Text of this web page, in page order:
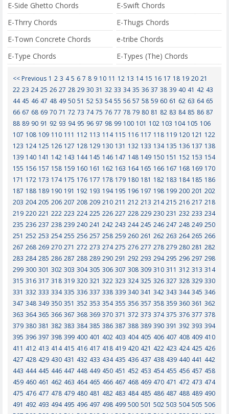
E-Side Ghetto Chords
E-Swift Chords
E-Thrry Chords
E-Thugs Chords
E-Town Concrete Chords
e-tribe Chords
E-Type Chords
E-Types (The) Chords
<< Previous 1 2 3 4 5 6 7 8 9 10 11 12 13 14 15 16 17 18 19 20 21
22 23 24 25 26 27 28 29 30 31 32 33 34 35 36 37 38 39 40 41 42 43
44 45 46 47 48 49 50 51 52 53 54 55 56 57 58 59 60 61 62 63 64 65
66 67 68 69 70 71 72 73 74 75 76 77 78 79 80 81 82 83 84 85 86 87
88 89 90 91 92 93 94 95 96 97 98 99 100 101 102 103 104 105 106
107 108 109 110 111 112 113 114 115 116 117 118 119 120 121 122
123 124 125 126 127 128 129 130 131 132 133 134 135 136 137 138
139 140 141 142 143 144 145 146 147 148 149 150 151 152 153 154
155 156 157 158 159 160 161 162 163 164 165 166 167 168 169 170
171 172 173 174 175 176 177 178 179 180 181 182 183 184 185 186
187 188 189 190 191 192 193 194 195 196 197 198 199 200 201 202
203 204 205 206 207 208 209 210 211 212 213 214 215 216 217 218
219 220 221 222 223 224 225 226 227 228 229 230 231 232 233 234
235 236 237 238 239 240 241 242 243 244 245 246 247 248 249 250
251 252 253 254 255 256 257 258 259 260 261 262 263 264 265 266
267 268 269 270 271 272 273 274 275 276 277 278 279 280 281 282
283 284 285 286 287 288 289 290 291 292 293 294 295 296 297 298
299 300 301 302 303 304 305 306 307 308 309 310 311 312 313 314
315 316 317 318 319 320 321 322 323 324 325 326 327 328 329 330
331 332 333 334 335 336 337 338 339 340 341 342 343 344 345 346
347 348 349 350 351 352 353 354 355 356 357 358 359 360 361 362
363 364 365 366 367 368 369 370 371 372 373 374 375 376 377 378
379 380 381 382 383 384 385 386 387 388 389 390 391 392 393 394
395 396 397 398 399 400 401 402 403 404 405 406 407 408 409 410
411 412 413 414 415 416 417 418 419 420 421 422 423 424 425 426
427 428 429 430 431 432 433 434 435 436 437 438 439 440 441 442
443 444 445 446 447 448 449 450 451 452 453 454 455 456 457 458
459 460 461 462 463 464 465 466 467 468 469 470 471 472 473 474
475 476 477 478 479 480 481 482 483 484 485 486 487 488 489 490
491 492 493 494 495 496 497 498 499 500 501 502 503 504 505 506